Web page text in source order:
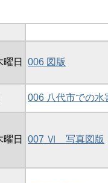
日 006 図版
006 八代市での水
日 007 Ⅵ 写真図版